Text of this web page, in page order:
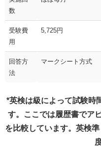
数
受験費
用
5,725円
回答方
法
マークシート方式
*英検は級によって試験時
す。ここでは履歴書でア
を比較しています。英検